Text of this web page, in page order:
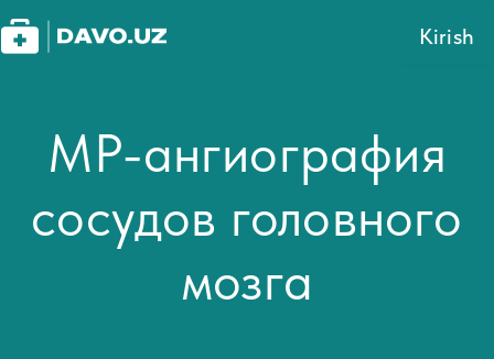
Kirish
МР-ангиография
сосудов головного
мозга